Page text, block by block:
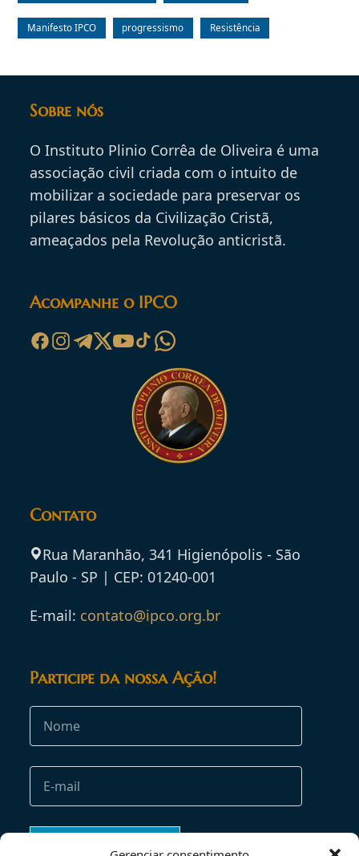
Manifesto IPCO progressismo Resistência
Sobre nós
O Instituto Plinio Corrêa de Oliveira é uma
associação civil criada com o intuito de
mobilizar a sociedade para preservar os
pilares básicos da Civilização Cristã,
ameaçados pela Revolução anticristã.
Acompanhe o IPCO
Contato
Rua Maranhão, 341 Higienópolis - São
Paulo - SP | CEP: 01240-001
E-mail: contato@ipco.org.br
Participe da nossa Ação!